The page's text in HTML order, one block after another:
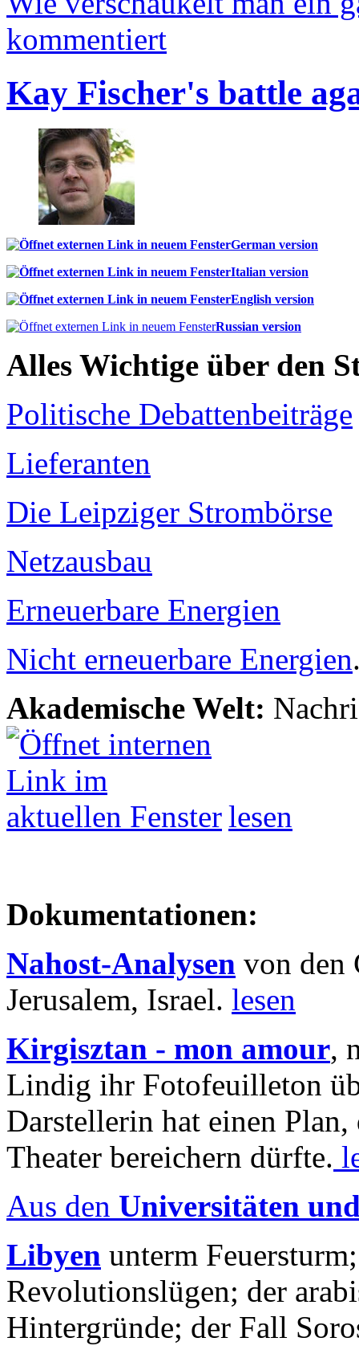
kommentiert
Kay Fischer's battle
German version
Italian version
English version
Russian version
Alles Wichtige über den
Politische Debattenbeiträge
Lieferanten
Die Leipziger Strombörse
Netzausbau
Erneuerbare Energien
Nicht erneuerbare Energien
Akademische Welt:
lesen
Dokumentationen:
Nahost-Analysen von den
Jerusalem, Israel. lesen
Kirgisztan - mon amour,
Lindig ihr Fotofeuilleton
Darstellerin hat einen Plan,
Theater bereichern dürfte.
Aus den Universitäten
Libyen unterm
Revolutionslügen; der
Hintergründe; der Fall